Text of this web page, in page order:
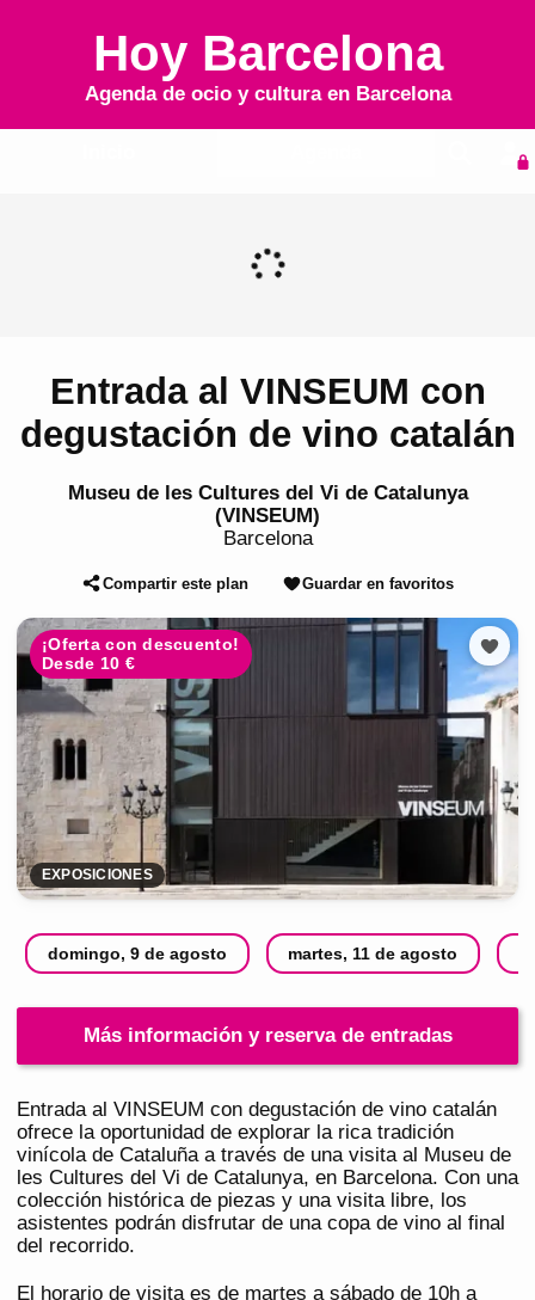
Hoy Barcelona
Agenda de ocio y cultura en Barcelona
Entrada al VINSEUM con
degustación de vino catalán
Museu de les Cultures del Vi de Catalunya
(VINSEUM)
Barcelona
Compartir este plan Guardar en favoritos
¡Oferta con descuento!
Desde 10 €
EXPOSICIONES
domingo, 9 de agosto martes, 11 de agosto
Más información y reserva de entradas
Entrada al VINSEUM con degustación de vino catalán
ofrece la oportunidad de explorar la rica tradición
vinícola de Cataluña a través de una visita al Museu de
les Cultures del Vi de Catalunya, en Barcelona. Con una
colección histórica de piezas y una visita libre, los
asistentes podrán disfrutar de una copa de vino al final
del recorrido.
El horario de visita es de martes a sábado de 10h a